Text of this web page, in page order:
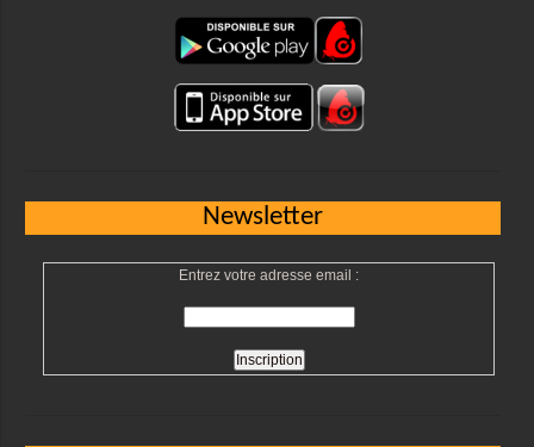
Newsletter
Entrez votre adresse email :